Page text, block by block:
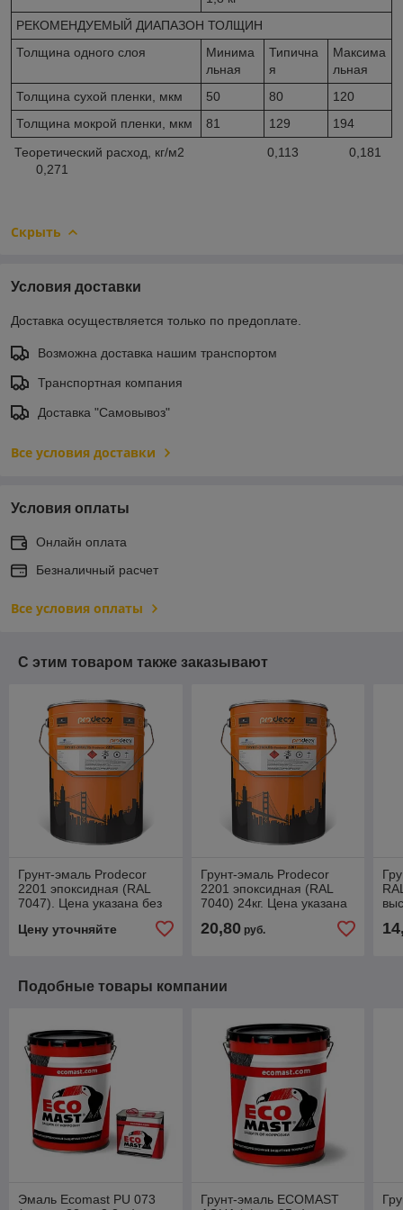
РЕКОМЕНДУЕМЫЙ ДИАПАЗОН ТОЛЩИН
Толщина одного слоя
Минима
льная
Типична
я
Максима
льная
Толщина сухой пленки, мкм
50 80
120
Толщина мокрой пленки, мкм
81 129
194
Теоретический расход, кг/м2 0,113 0,181
0,271
Скрыть
Условия доставки
Доставка осуществляется только по предоплате.
Возможна доставка нашим транспортом
Транспортная компания
Доставка "Самовывоз"
Все условия доставки
Условия оплаты
Онлайн оплата
Безналичный расчет
Все условия оплаты
С этим товаром также заказывают
Грунт-эмаль Prodecor
2201 эпоксидная (RAL
7047). Цена указана без
Цену уточняйте
Грунт-эмаль Prodecor
2201 эпоксидная (RAL
7040) 24кг. Цена указана
20,80руб.
Подобные товары компании
Эмаль Ecomast PU 073
Грунт-эмаль ECOMAST